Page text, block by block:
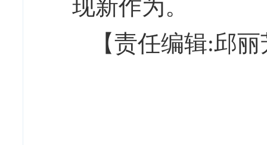
现新作为。
【责任编辑:邱